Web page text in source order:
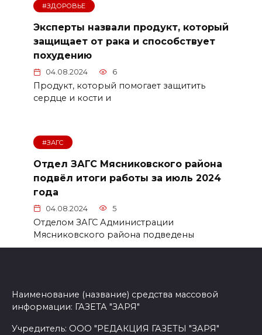
#ЗДОРОВЬЕ
Эксперты назвали продукт, который
защищает от рака и способствует
похудению
04.08.2024 6
Продукт, который помогает защитить
сердце и кости и
#ЗАГС
Отдел ЗАГС Мясниковского района
подвёл итоги работы за июль 2024
года
04.08.2024 5
Отделом ЗАГС Администрации
Мясниковского района подведены
Наименование (название) средства массовой
информации: ГАЗЕТА "ЗАРЯ"
Учредитель: ООО "РЕДАКЦИЯ ГАЗЕТЫ "ЗАРЯ"